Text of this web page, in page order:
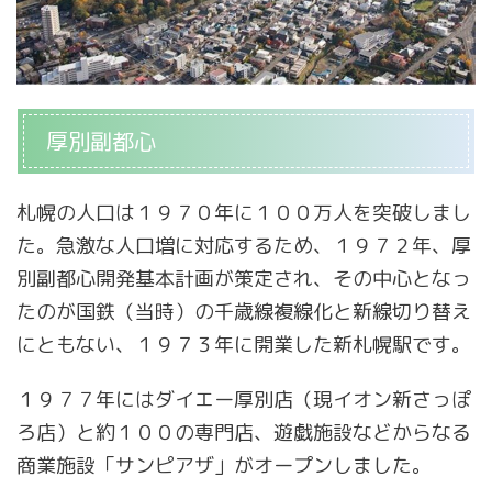
厚別副都心
札幌の人口は１９７０年に１００万人を突破しまし
た。急激な人口増に対応するため、１９７２年、厚
別副都心開発基本計画が策定され、その中心となっ
たのが国鉄（当時）の千歳線複線化と新線切り替え
にともない、１９７３年に開業した新札幌駅です。
１９７７年にはダイエー厚別店（現イオン新さっぽ
ろ店）と約１００の専門店、遊戯施設などからなる
商業施設「サンピアザ」がオープンしました。